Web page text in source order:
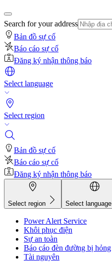
Search for your address
Bản đồ sự cố
Báo cáo sự cố
Đăng ký nhận thông báo
Select language
Select region
Bản đồ sự cố
Báo cáo sự cố
Đăng ký nhận thông báo
Select region Select language
Power Alert Service
Khôi phục điện
Sự an toàn
Báo cáo đèn đường bị hỏng
Tài nguyên